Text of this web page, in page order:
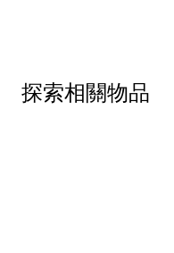
探索相關物品